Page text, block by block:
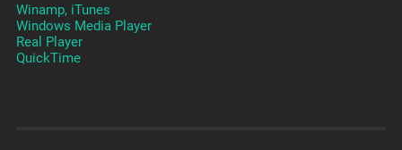
Winamp, iTunes
Windows Media Player
Real Player
QuickTime